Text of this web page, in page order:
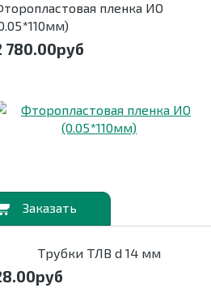
пленка ИО
780.00руб
В
Трубки ТЛВ d 14 мм
руб